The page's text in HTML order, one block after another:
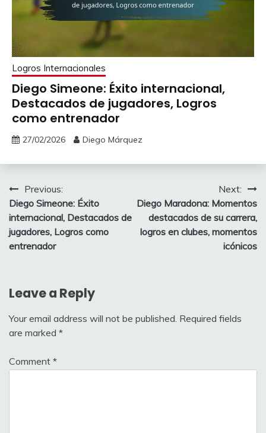
Logros Internacionales
Diego Simeone: Éxito internacional,
Destacados de jugadores, Logros
como entrenador
27/02/2026 Diego Márquez
Post
navigation
Previous:
Diego Simeone: Éxito
internacional, Destacados de
jugadores, Logros como
entrenador
Next:
Diego Maradona: Momentos
destacados de su carrera,
logros en clubes, momentos
icónicos
Leave a Reply
Your email address will not be published. Required fields
are marked *
Comment *